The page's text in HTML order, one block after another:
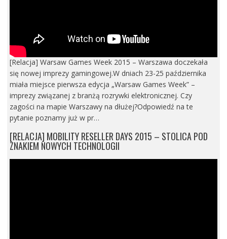
[Relacja] Warsaw Games Week 2015 – Warszawa doczekała
się nowej imprezy gamingowej.W dniach 23-25 października
miała miejsce pierwsza edycja „Warsaw Games Week” –
imprezy związanej z branżą rozrywki elektronicznej. Czy
zagości na mapie Warszawy na dłużej?Odpowiedź na te
pytanie poznamy już w pr…
[RELACJA] MOBILITY RESELLER DAYS 2015 – STOLICA POD
ZNAKIEM NOWYCH TECHNOLOGII